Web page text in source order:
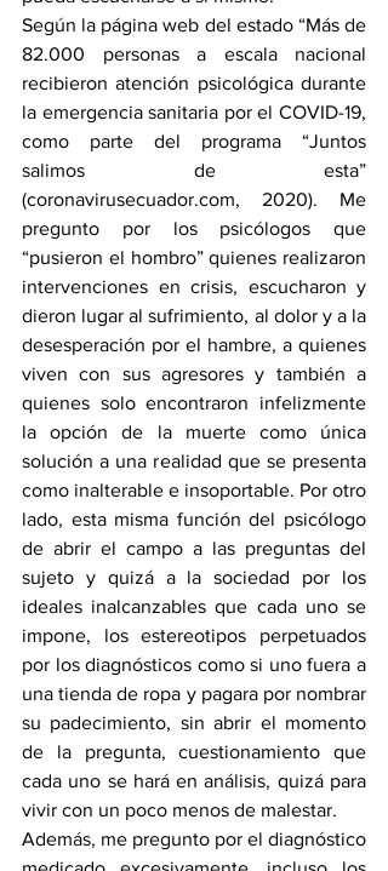
Según la página web del estado “Más de
82.000 personas a escala nacional
recibieron atención psicológica durante
la emergencia sanitaria por el COVID-19,
como parte del programa “Juntos
salimos de esta”
(coronavirusecuador.com, 2020). Me
pregunto por los psicólogos que
“pusieron el hombro” quienes realizaron
intervenciones en crisis, escucharon y
dieron lugar al sufrimiento, al dolor y a la
desesperación por el hambre, a quienes
viven con sus agresores y también a
quienes solo encontraron infelizmente
la opción de la muerte como única
solución a una realidad que se presenta
como inalterable e insoportable. Por otro
lado, esta misma función del psicólogo
de abrir el campo a las preguntas del
sujeto y quizá a la sociedad por los
ideales inalcanzables que cada uno se
impone, los estereotipos perpetuados
por los diagnósticos como si uno fuera a
una tienda de ropa y pagara por nombrar
su padecimiento, sin abrir el momento
de la pregunta, cuestionamiento que
cada uno se hará en análisis, quizá para
vivir con un poco menos de malestar.
Además, me pregunto por el diagnóstico